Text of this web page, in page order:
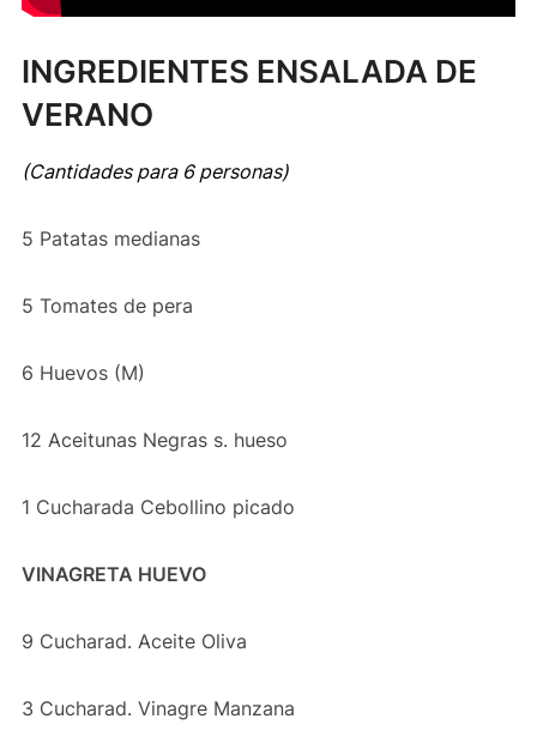
INGREDIENTES ENSALADA DE
VERANO
(Cantidades para 6 personas)
5 Patatas medianas
5 Tomates de pera
6 Huevos (M)
12 Aceitunas Negras s. hueso
1 Cucharada Cebollino picado
VINAGRETA HUEVO
9 Cucharad. Aceite Oliva
3 Cucharad. Vinagre Manzana